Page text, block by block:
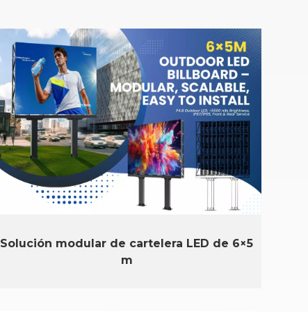
Solución modular de cartelera LED de 6×5
m